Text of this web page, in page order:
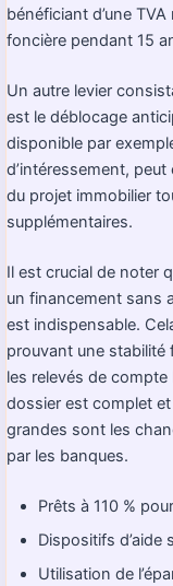
bénéficiant d’une
foncière pendant 15
Un autre levier
est le déblocage
disponible par
d’intéressement,
du projet immobilier
supplémentaires.
Il est crucial de noter
un financement sans
est indispensable.
prouvant une stabilité
les relevés de compte
dossier est complet et
grandes sont les
par les banques.
Prêts à 110 %
Dispositifs d’aide
Utilisation de